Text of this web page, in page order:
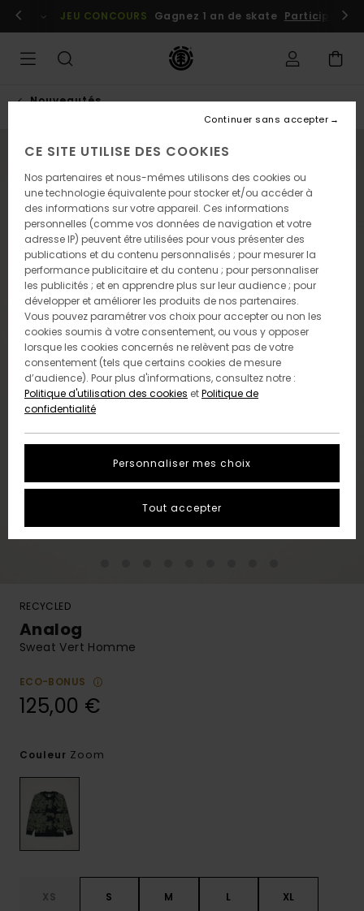
l'information
Se connecter / s'inscrire
JEU CONCOURS Gagnez 1 an de skate Participez
Nouveautés
NOUVEAUTÉ
RECYCLED
Analog
Sweat Vert Homme
ECO-BONUS
125,00 €
Couleur Zoom
XS S M L XL
CE SITE UTILISE DES COOKIES
Nos partenaires et nous-mêmes utilisons des cookies ou
une technologie équivalente pour stocker et/ou accéder à
des informations sur votre appareil. Ces informations
personnelles (comme vos données de navigation et votre
adresse IP) peuvent être utilisées pour vous présenter des
publications et du contenu personnalisés ; pour mesurer la
performance publicitaire et du contenu ; pour personnaliser
les publicités ; et en apprendre plus sur leur audience ; pour
développer et améliorer les produits de nos partenaires.
Vous pouvez paramétrer vos choix pour accepter ou non les
cookies soumis à votre consentement, ou vous y opposer
lorsque les cookies concernés ne relèvent pas de votre
consentement (tels que certains cookies de mesure
d’audience). Pour plus d'informations, consultez notre :
Politique d'utilisation des cookies etPolitique de
confidentialité
Personnaliser mes choix
Continuer sans accepter
Tout accepter